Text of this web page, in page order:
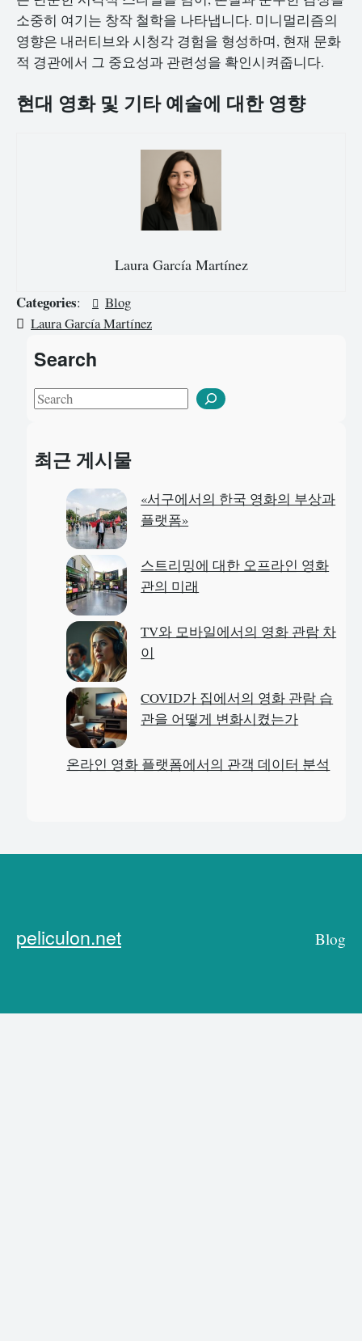
소중히 여기는 창작 철학을 나타냅니다. 미니멀리즘의
영향은 내러티브와 시청각 경험을 형성하며, 현재 문화
적 경관에서 그 중요성과 관련성을 확인시켜줍니다.
현대 영화 및 기타 예술에 대한 영향
Laura García Martínez
Categories:
Blog
Laura García Martínez
Search
S
r
최근 게시물
«서구에서의 한국 영화의 부상과
플랫폼»
스트리밍에 대한 오프라인 영화
관의 미래
TV와 모바일에서의 영화 관람 차
이
COVID가 집에서의 영화 관람 습
관을 어떻게 변화시켰는가
온라인 영화 플랫폼에서의 관객 데이터 분석
peliculon.net Blog